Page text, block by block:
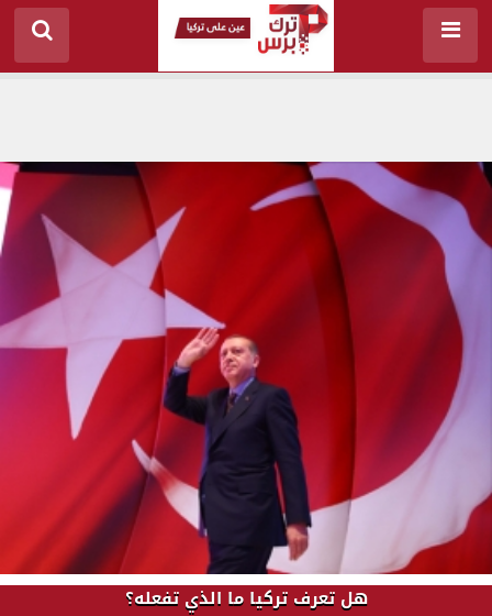
هل تعرف تركيا ما الذي تفعله؟